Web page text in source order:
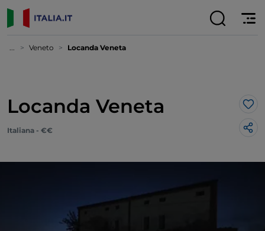
... Veneto Locanda Veneta
Locanda Veneta
Italiana - €€